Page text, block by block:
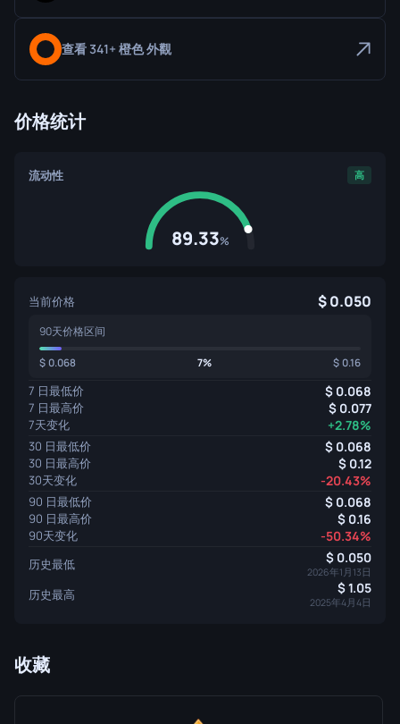
查看 341+ 橙色 外觀
价格统计
流动性 高
89.33%
当前价格 0.050
90天价格区间
0.068 7% 0.16
7 日最低价 0.068
7 日最高价 0.077
7天变化 +2.78%
30 日最低价 0.068
30 日最高价 0.12
30天变化 -20.43%
90 日最低价 0.068
90 日最高价 0.16
90天变化 -50.34%
历史最低 0.050
2026年1月13日
历史最高 1.05
2025年4月4日
收藏